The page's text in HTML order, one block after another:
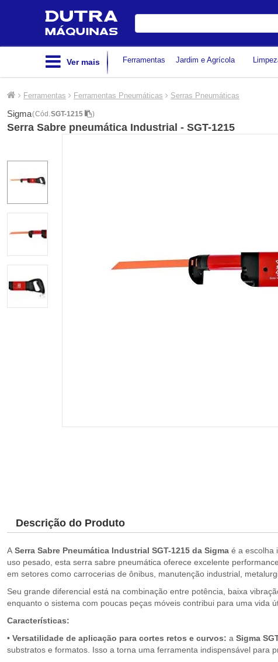
Digite
Ver mais Ferramentas Jardim e Agrícola
Ferramentas Ferramentas Pneumáticas Serras Pneumáticas
Sigma(Cód. SGT-1215 )
Serra Sabre pneumática Industrial - SGT-1215
Descrição do Produto
A Serra Sabre Pneumática Industrial SGT-1215 da Sigma é a escolha
uso pesado, esta serra sabre pneumática oferece excelente
em setores como carrocerias de ônibus, manutenção industrial,
Seu grande diferencial está na combinação entre potência, baixa
enquanto o sistema com poucas peças móveis contribui para uma vida
Características:
• Versatilidade de aplicação para cortes retos e curvos: a Sigma
substratos e formatos. Isso a torna uma ferramenta indispensável para